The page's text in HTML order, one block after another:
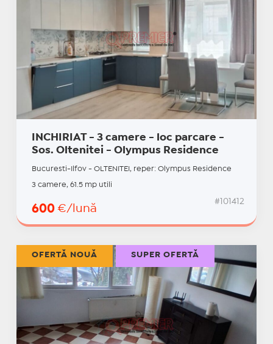
INCHIRIAT - 3 camere - loc parcare -
Sos. Oltenitei - Olympus Residence
Bucuresti-Ilfov - OLTENITEI, reper: Olympus Residence
3 camere, 61.5 mp utili
600 €/lună
#101412
OFERTĂ NOUĂ SUPER OFERTĂ